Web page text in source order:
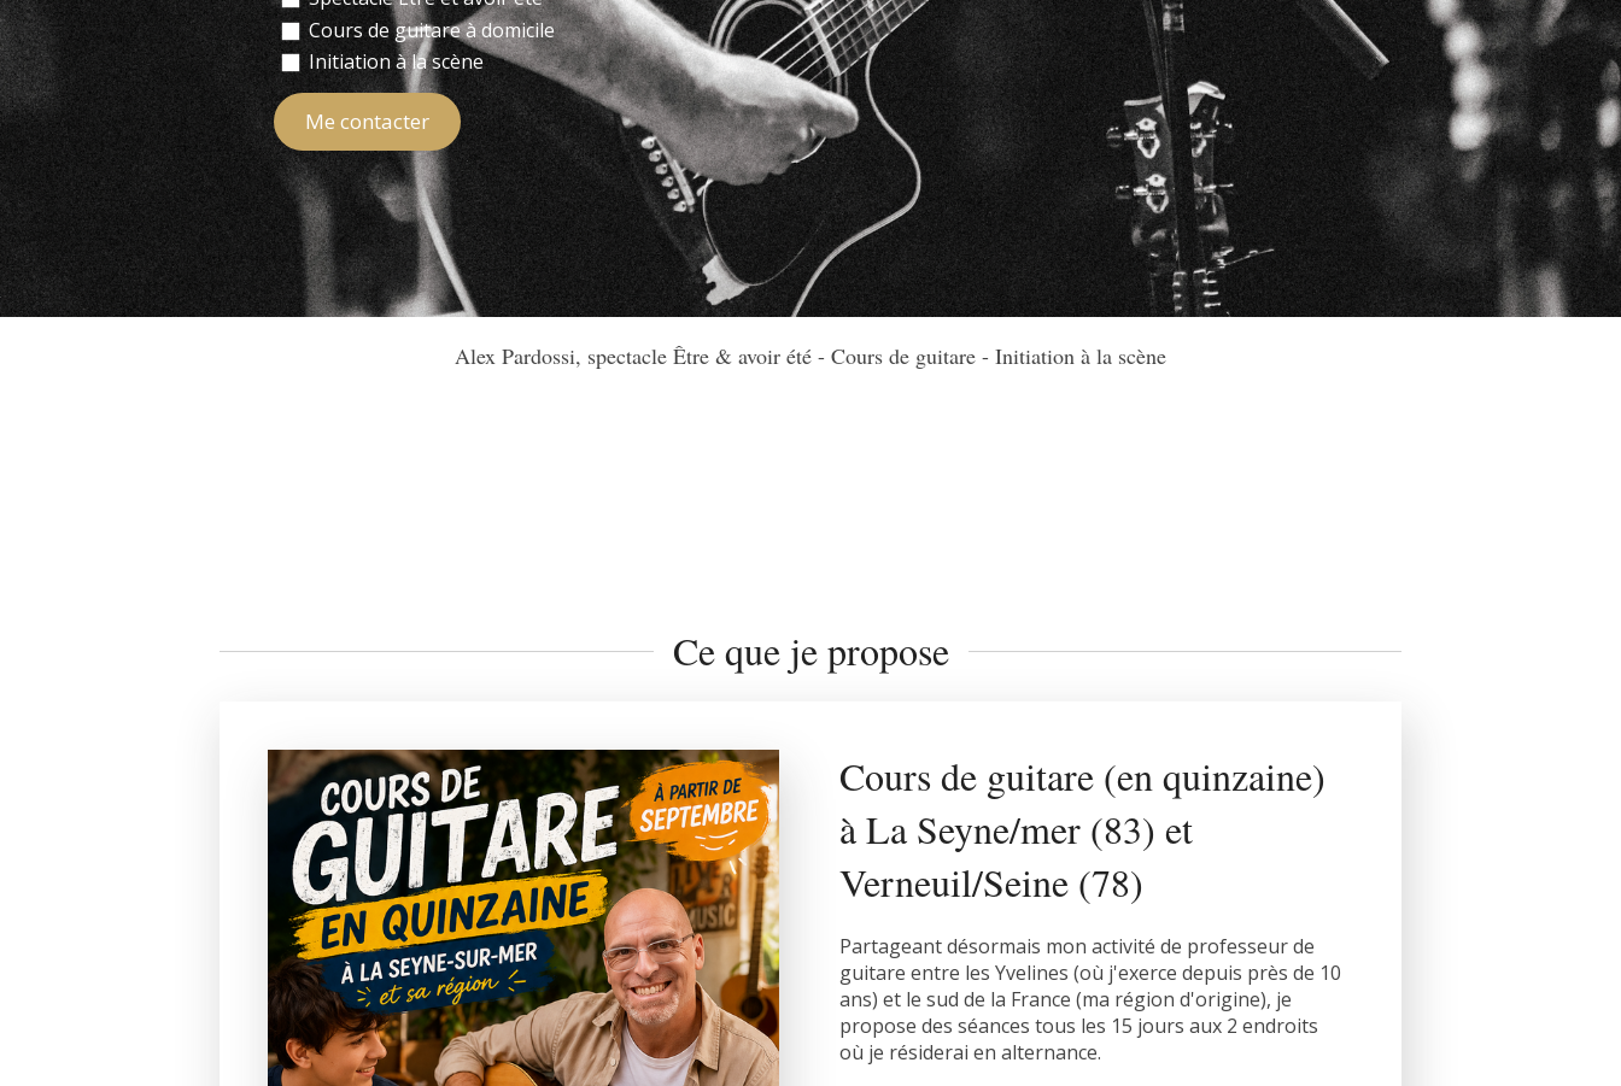
Cours de guitare à domicile
Initiation à la scène
Me contacter
Alex Pardossi, spectacle Être & avoir été - Cours de guitare - Initiation à la scène
Ce que je propose
Cours de guitare (en quinzaine)
à La Seyne/mer (83) et
Verneuil/Seine (78)
Partageant désormais mon activité de professeur de
guitare entre les Yvelines (où j'exerce depuis près de 10
ans) et le sud de la France (ma région d'origine), je
propose des séances tous les 15 jours aux 2 endroits
où je résiderai en alternance.